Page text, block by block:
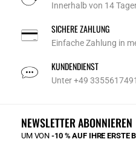
Innerhalb von 14
SICHERE ZAHLUNG
Einfache Zahlung in
KUNDENDIENST
Unter +49
NEWSLETTER ABONNIEREN
UM VON-10 % AUF IHRE ERSTE